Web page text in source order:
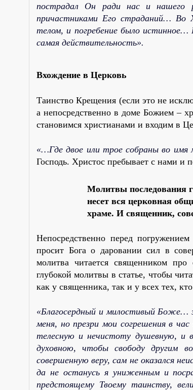
пострадал Он ради нас и нашего
причастниками Его страданий… Во
телом, и погребение было
самая действительность».
Вхождение в Церковь
Таинство Крещения (если это не
а непосредственно в доме Божием –
становимся христианами и входим в
«…Где двое или трое собраны во
Господь. Христос пребывает с нами и
Молитвы последования
несет вся церковная
храме. И священник,
Непосредственно перед
просит Бога о даровании сил в
молитва читается священником
глубокой молитвы в статье, чтобы
как у священника, так и у всех тех,
«Благосердный и милостивый Боже…
меня, но презри мои согрешения в
телесную и нечистоту душевную, и
духовною, чтобы свободу другим
совершенную веру, сам не оказался
да не останусь я униженным и
предстоящему Твоему таинству,